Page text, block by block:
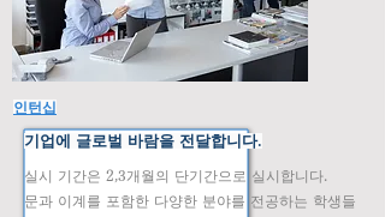
기업에 글로벌 바람을 전달합니다.
인턴십
실시 기간은 2,3개월의 단기간으로 실시합니다.
문과 이계를 포함한 다양한 분야를 전공하는 학생들